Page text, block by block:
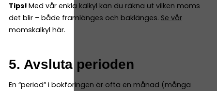
Tips! Med vår enkla kalkyl kan du räkna ut vilken moms
det blir – både framlänges och baklänges. Se vår
momskalkyl här.
5. Avsluta perioden
En “period” i bokföringen är ofta en månad (många